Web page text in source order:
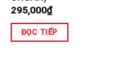
295,000₫
ĐỌC TIẾP